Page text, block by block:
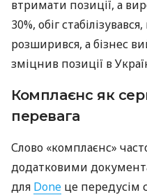
втримати позиції, а
30%, обіг
розширився, а бізнес
зміцнив позиції в
Комплаєнс як
перевага
Слово «комплаєнс»
додатковими
для Done це передусім